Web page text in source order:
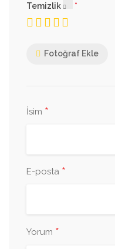
Temizlik
Fotoğraf Ekle
İsim *
E-posta *
Yorum *